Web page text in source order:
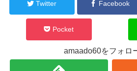
Twitter Facebook
Pocket
amaado60をフォロ